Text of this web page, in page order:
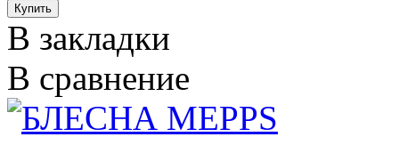
В закладки
В сравнение